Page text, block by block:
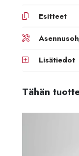
Esitteet
Lisätiedot
Tähän